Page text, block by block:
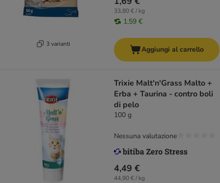
3 varianti
33,80 € / kg
1,59 €
Aggiungi al carrello
Trixie Malt'n'Grass Malto +
Erba + Taurina - contro boli
di pelo
100 g
4,49 €
44,90 € / kg
Nessuna valutazione